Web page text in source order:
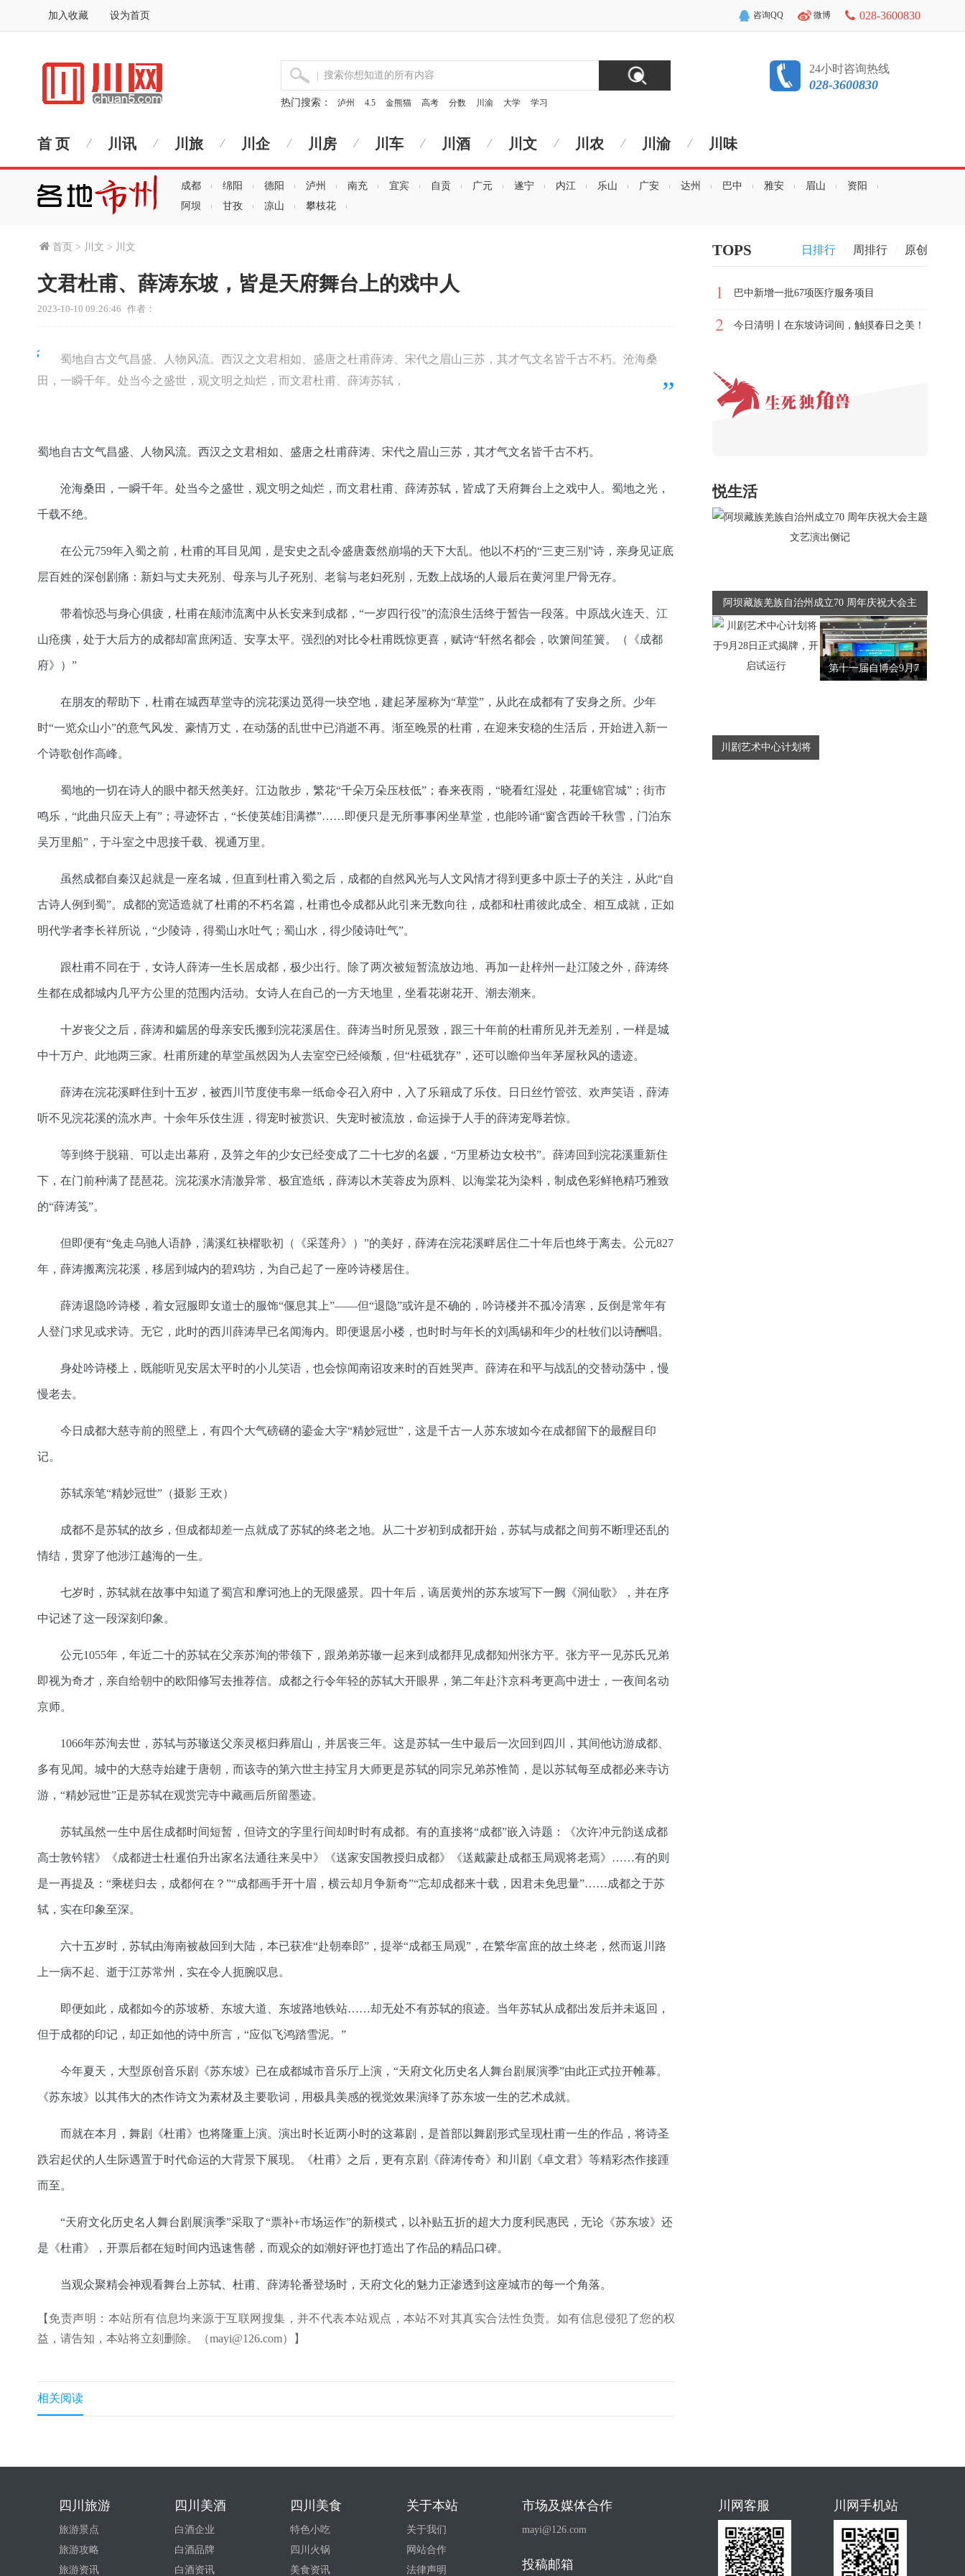
加入收藏 设为首页 咨询QQ 微博 028-3600830
热门搜索： 泸州 4.5 金熊猫 高考 分数 川渝 大学 学习
24小时咨询热线
028-3600830
首 页 川讯 川旅 川企 川房 川车 川酒 川文 川农 川渝 川味
成都 绵阳 德阳 泸州 南充 宜宾 自贡 广元 遂宁 内江 乐山 广安 达州 巴中 雅安 眉山
资阳
阿坝
甘孜 凉山 攀枝花
首页 > 川文 > 川文
文君杜甫、薛涛东坡，皆是天府舞台上的戏中人
2023-10-10 09:26:46 作者：
蜀地自古文气昌盛、人物风流。西汉之文君相如、盛唐之杜甫薛涛、宋代之眉山三苏，其才气文名皆千古不朽。沧海桑
田，一瞬千年。处当今之盛世，观文明之灿烂，而文君杜甫、薛涛苏轼，
蜀地自古文气昌盛、人物风流。西汉之文君相如、盛唐之杜甫薛涛、宋代之眉山三苏，其才气文名皆千古不朽。
沧海桑田，一瞬千年。处当今之盛世，观文明之灿烂，而文君杜甫、薛涛苏轼，皆成了天府舞台上之戏中人。蜀地之光，
千载不绝。
在公元759年入蜀之前，杜甫的耳目见闻，是安史之乱令盛唐轰然崩塌的天下大乱。他以不朽的“三吏三别”诗，亲身见证底
层百姓的深创剧痛：新妇与丈夫死别、母亲与儿子死别、老翁与老妇死别，无数上战场的人最后在黄河里尸骨无存。
带着惊恐与身心俱疲，杜甫在颠沛流离中从长安来到成都，“一岁四行役”的流浪生活终于暂告一段落。中原战火连天、江
山疮痍，处于大后方的成都却富庶闲适、安享太平。强烈的对比令杜甫既惊更喜，赋诗“轩然名都会，吹箫间笙簧。（《成都
府》）”
在朋友的帮助下，杜甫在城西草堂寺的浣花溪边觅得一块空地，建起茅屋称为“草堂”，从此在成都有了安身之所。少年
时“一览众山小”的意气风发、豪情万丈，在动荡的乱世中已消逝不再。渐至晚景的杜甫，在迎来安稳的生活后，开始进入新一
个诗歌创作高峰。
蜀地的一切在诗人的眼中都天然美好。江边散步，繁花“千朵万朵压枝低”；春来夜雨，“晓看红湿处，花重锦官城”；街市
鸣乐，“此曲只应天上有”；寻迹怀古，“长使英雄泪满襟”……即便只是无所事事闲坐草堂，也能吟诵“窗含西岭千秋雪，门泊东
吴万里船”，于斗室之中思接千载、视通万里。
虽然成都自秦汉起就是一座名城，但直到杜甫入蜀之后，成都的自然风光与人文风情才得到更多中原士子的关注，从此“自
古诗人例到蜀”。成都的宽适造就了杜甫的不朽名篇，杜甫也令成都从此引来无数向往，成都和杜甫彼此成全、相互成就，正如
明代学者李长祥所说，“少陵诗，得蜀山水吐气；蜀山水，得少陵诗吐气”。
跟杜甫不同在于，女诗人薛涛一生长居成都，极少出行。除了两次被短暂流放边地、再加一赴梓州一赴江陵之外，薛涛终
生都在成都城内几平方公里的范围内活动。女诗人在自己的一方天地里，坐看花谢花开、潮去潮来。
十岁丧父之后，薛涛和孀居的母亲安氏搬到浣花溪居住。薛涛当时所见景致，跟三十年前的杜甫所见并无差别，一样是城
中十万户、此地两三家。杜甫所建的草堂虽然因为人去室空已经倾颓，但“柱砥犹存”，还可以瞻仰当年茅屋秋风的遗迹。
薛涛在浣花溪畔住到十五岁，被西川节度使韦皋一纸命令召入府中，入了乐籍成了乐伎。日日丝竹管弦、欢声笑语，薛涛
听不见浣花溪的流水声。十余年乐伎生涯，得宠时被赏识、失宠时被流放，命运操于人手的薛涛宠辱若惊。
等到终于脱籍、可以走出幕府，及笄之年的少女已经变成了二十七岁的名媛，“万里桥边女校书”。薛涛回到浣花溪重新住
下，在门前种满了琵琶花。浣花溪水清澈异常、极宜造纸，薛涛以木芙蓉皮为原料、以海棠花为染料，制成色彩鲜艳精巧雅致
的“薛涛笺”。
但即便有“兔走乌驰人语静，满溪红袂欋歌初（《采莲舟》）”的美好，薛涛在浣花溪畔居住二十年后也终于离去。公元827
年，薛涛搬离浣花溪，移居到城内的碧鸡坊，为自己起了一座吟诗楼居住。
薛涛退隐吟诗楼，着女冠服即女道士的服饰“偃息其上”——但“退隐”或许是不确的，吟诗楼并不孤冷清寒，反倒是常年有
人登门求见或求诗。无它，此时的西川薛涛早已名闻海内。即便退居小楼，也时时与年长的刘禹锡和年少的杜牧们以诗酬唱。
身处吟诗楼上，既能听见安居太平时的小儿笑语，也会惊闻南诏攻来时的百姓哭声。薛涛在和平与战乱的交替动荡中，慢
慢老去。
今日成都大慈寺前的照壁上，有四个大气磅礴的鎏金大字“精妙冠世”，这是千古一人苏东坡如今在成都留下的最醒目印
记。
苏轼亲笔“精妙冠世”（摄影 王欢）
成都不是苏轼的故乡，但成都却差一点就成了苏轼的终老之地。从二十岁初到成都开始，苏轼与成都之间剪不断理还乱的
情结，贯穿了他涉江越海的一生。
七岁时，苏轼就在故事中知道了蜀宫和摩诃池上的无限盛景。四十年后，谪居黄州的苏东坡写下一阙《洞仙歌》，并在序
中记述了这一段深刻印象。
公元1055年，年近二十的苏轼在父亲苏洵的带领下，跟弟弟苏辙一起来到成都拜见成都知州张方平。张方平一见苏氏兄弟
即视为奇才，亲自给朝中的欧阳修写去推荐信。成都之行令年轻的苏轼大开眼界，第二年赴汴京科考更高中进士，一夜间名动
京师。
1066年苏洵去世，苏轼与苏辙送父亲灵柩归葬眉山，并居丧三年。这是苏轼一生中最后一次回到四川，其间他访游成都、
多有见闻。城中的大慈寺始建于唐朝，而该寺的第六世主持宝月大师更是苏轼的同宗兄弟苏惟简，是以苏轼每至成都必来寺访
游，“精妙冠世”正是苏轼在观赏完寺中藏画后所留墨迹。
苏轼虽然一生中居住成都时间短暂，但诗文的字里行间却时时有成都。有的直接将“成都”嵌入诗题：《次许冲元韵送成都
高士敦钤辖》《成都进士杜暹伯升出家名法通往来吴中》《送家安国教授归成都》《送戴蒙赴成都玉局观将老焉》……有的则
是一再提及：“乘槎归去，成都何在？”“成都画手开十眉，横云却月争新奇”“忘却成都来十载，因君未免思量”……成都之于苏
轼，实在印象至深。
六十五岁时，苏轼由海南被赦回到大陆，本已获准“赴朝奉郎”，提举“成都玉局观”，在繁华富庶的故土终老，然而返川路
上一病不起、逝于江苏常州，实在令人扼腕叹息。
即便如此，成都如今的苏坡桥、东坡大道、东坡路地铁站……却无处不有苏轼的痕迹。当年苏轼从成都出发后并未返回，
但于成都的印记，却正如他的诗中所言，“应似飞鸿踏雪泥。”
今年夏天，大型原创音乐剧《苏东坡》已在成都城市音乐厅上演，“天府文化历史名人舞台剧展演季”由此正式拉开帷幕。
《苏东坡》以其伟大的杰作诗文为素材及主要歌词，用极具美感的视觉效果演绎了苏东坡一生的艺术成就。
而就在本月，舞剧《杜甫》也将隆重上演。演出时长近两小时的这幕剧，是首部以舞剧形式呈现杜甫一生的作品，将诗圣
跌宕起伏的人生际遇置于时代命运的大背景下展现。《杜甫》之后，更有京剧《薛涛传奇》和川剧《卓文君》等精彩杰作接踵
而至。
“天府文化历史名人舞台剧展演季”采取了“票补+市场运作”的新模式，以补贴五折的超大力度利民惠民，无论《苏东坡》还
是《杜甫》，开票后都在短时间内迅速售罄，而观众的如潮好评也打造出了作品的精品口碑。
当观众聚精会神观看舞台上苏轼、杜甫、薛涛轮番登场时，天府文化的魅力正渗透到这座城市的每一个角落。
【免责声明：本站所有信息均来源于互联网搜集，并不代表本站观点，本站不对其真实合法性负责。如有信息侵犯了您的权
益，请告知，本站将立刻删除。（mayi@126.com）】
相关阅读
TOPS 日排行 周排行 原创
1 巴中新增一批67项医疗服务项目
2 今日清明丨在东坡诗词间，触摸春日之美！
悦生活
阿坝藏族羌族自治州成立70 周年庆祝大会主
题文艺演出侧记
川剧艺术中心计划将
第十一届自博会9月7
四川旅游
旅游景点
旅游攻略
旅游资讯
四川美酒
白酒企业
白酒品牌
白酒资讯
四川美食
特色小吃
四川火锅
美食资讯
关于本站
关于我们
网站合作
法律声明
市场及媒体合作
mayi@126.com
投稿邮箱
川网客服 川网手机站